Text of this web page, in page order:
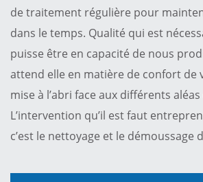
de traitement régulière pour
dans le temps. Qualité qui est
puisse être en capacité de nous
attend elle en matière de confort de
mise à l’abri face aux différents
L’intervention qu’il est faut
c’est le nettoyage et le démoussage